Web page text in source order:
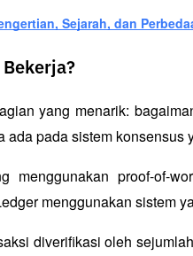
Sejarah, dan
Bekerja?
yang menarik:
pada sistem konsensus
menggunakan proof-of-
menggunakan sistem
diverifikasi oleh